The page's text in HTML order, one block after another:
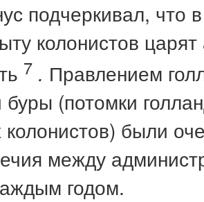
подчеркивал, что
колонистов царят
7 . Правлением
(потомки
колонистов) были
между
годом.